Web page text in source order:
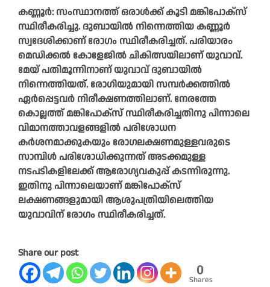
കണ്ണൂർ: സംസ്ഥാനത്ത് ഒരാൾക്ക് കൂടി മങ്കിപോക്സ്
സ്ഥിരീകരിച്ചു. ദുബായിൽ നിന്നെത്തിയ കണ്ണൂർ
സ്വദേശിക്കാണ് രോ​ഗം സ്ഥിരീകരിച്ചത്. പരിയാരം
മെഡിക്കൽ കോളേജിൽ ചികിത്സയിലാണ് യുവാവ്.
മേയ് പതിമൂന്നിനാണ് യുവാവ് ദുബായിൽ
നിന്നെത്തിയത്. രോ​ഗിയുമായി സമ്പർ‌ക്കത്തിൽ
ഏർപ്പെട്ടവർ നിരീക്ഷണത്തിലാണ്. നേരത്തേ
കൊല്ലത്ത് മങ്കിപോക്സ് സ്ഥിരീകരിച്ചതിനു പിന്നാലെ
വിമാനത്താവളങ്ങളിൽ പരിശോധന
കർശനമാക്കുകയും രോ​ഗലക്ഷണമുള്ളവരുടെ
സാമ്പിൾ പരിശോധിക്കുന്നത് അടക്കമുള്ള
നടപടികളിലേക്ക് ആരോ​ഗ്യവകുപ്പ് കടന്നിരുന്നു.
ഇതിനു പിന്നാലെയാണ് മങ്കിപോക്സ്
ലക്ഷണങ്ങളുമായി ആശുപത്രിയിലെത്തിയ
യുവാവിന് രോ​ഗം സ്ഥിരീകരിച്ചത്.
Share our post
0
Shares